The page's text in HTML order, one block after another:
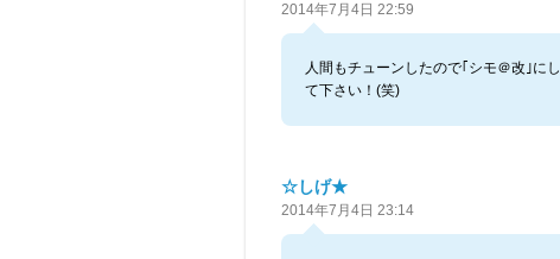
2014年7月4日 22:59
人間もチューンしたので｢シモ＠改｣にし
て下さい！(笑)
☆しげ★
2014年7月4日 23:14